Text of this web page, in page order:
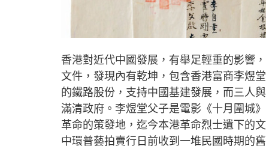
香港對近代中國發展，有舉足輕重的影響
文件，發現內有乾坤，包含香港富商李煜
的鐵路股份，支持中國基建發展，而三人
滿清政府。李煜堂父子是電影《十月圍城
革命的策發地，迄今本港革命烈士遺下的
中環普藝拍賣行日前收到一堆民國時期的